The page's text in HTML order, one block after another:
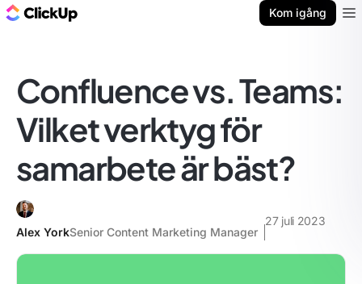
Kom igång
Confluence vs. Teams:
Vilket verktyg för
samarbete är bäst?
Alex YorkSenior Content Marketing Manager
27 juli 2023